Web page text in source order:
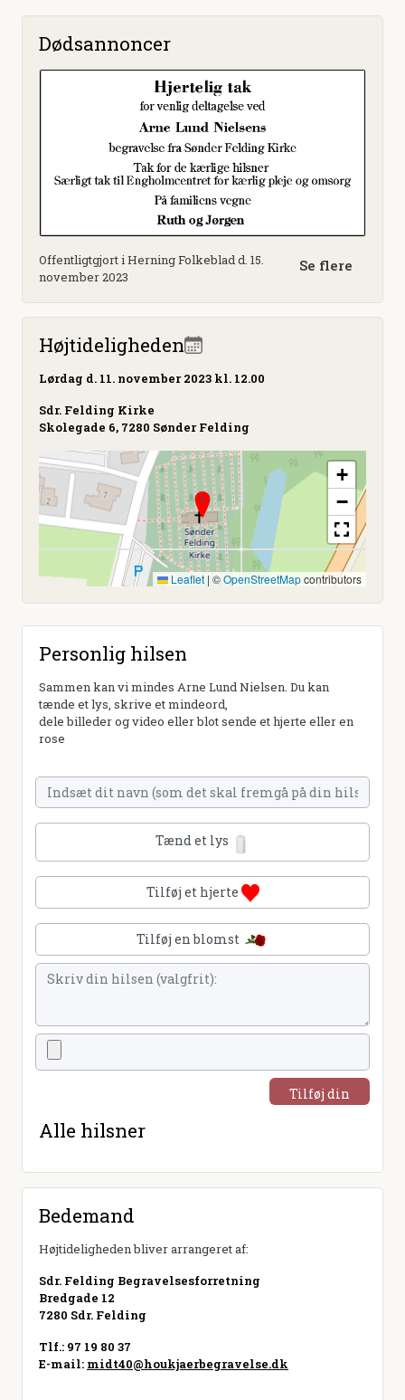
Dødsannoncer
Offentligtgjort i Herning Folkeblad d. 15.
november 2023
Se flere
Højtideligheden
Lørdag d. 11. november 2023 kl. 12.00
Sdr. Felding Kirke
Skolegade 6, 7280 Sønder Felding
+
−
Leaflet | ©OpenStreetMapcontributors
Personlig hilsen
Sammen kan vi mindes Arne Lund Nielsen. Du kan
tænde et lys, skrive et mindeord,
dele billeder og video eller blot sende et hjerte eller en
rose
Tænd et lys
Tilføj et hjerte
Tilføj en blomst
Tilføj din
Alle hilsner
Bedemand
Højtideligheden bliver arrangeret af:
Sdr. Felding Begravelsesforretning
Bredgade 12
7280 Sdr. Felding
Tlf.: 97 19 80 37
E-mail: midt40@houkjaerbegravelse.dk